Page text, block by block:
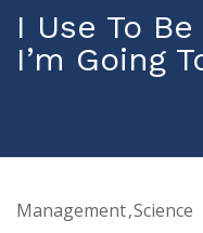
I Use To
I’m Going
Management Science